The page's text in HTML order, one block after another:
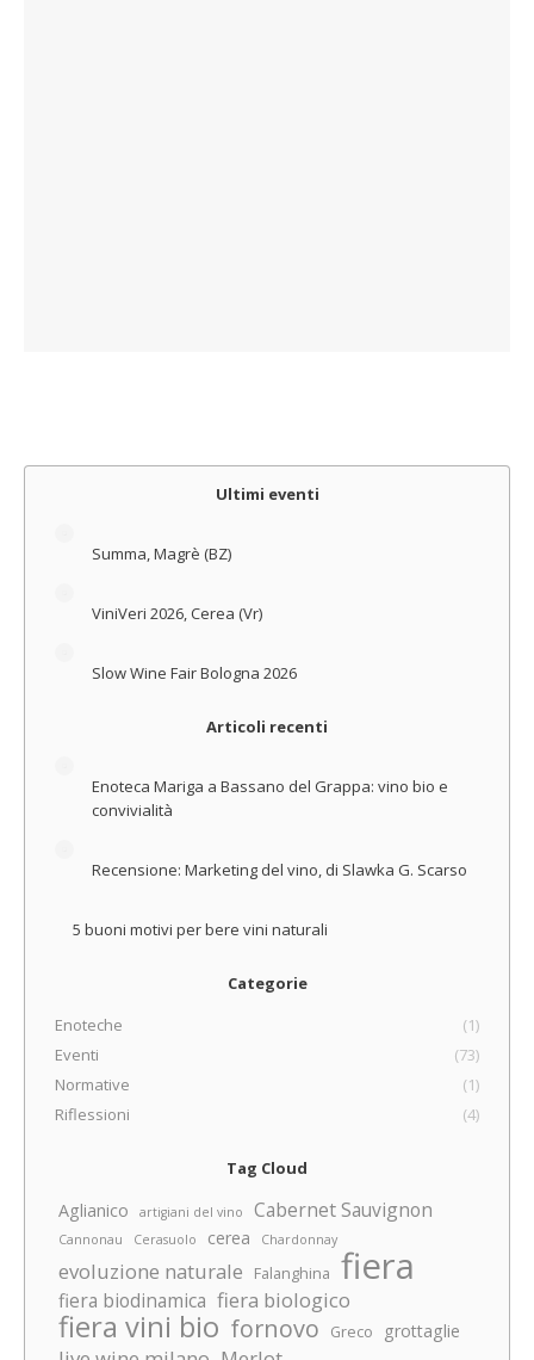
Ultimi eventi
Summa, Magrè (BZ)
ViniVeri 2026, Cerea (Vr)
Slow Wine Fair Bologna 2026
Articoli recenti
Enoteca Mariga a Bassano del Grappa: vino bio e
convivialità
Recensione: Marketing del vino, di Slawka G. Scarso
5 buoni motivi per bere vini naturali
Categorie
Enoteche
(1)
Eventi
(73)
Normative
(1)
Riflessioni
(4)
Tag Cloud
Aglianico artigiani del vino Cabernet Sauvignon
Cannonau Cerasuolo cerea Chardonnay
evoluzione naturale Falanghina fiera
fiera biodinamica fiera biologico
fiera vini bio fornovo Greco grottaglie